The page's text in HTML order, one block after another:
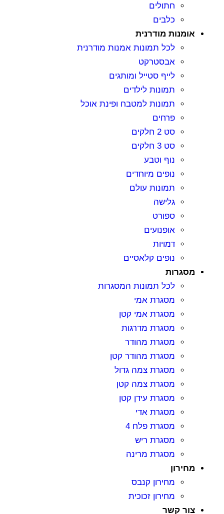
חתולים
כלבים
אומנות מודרנית
לכל תמונות אמנות מודרנית
אבסטרקט
לייף סטייל ומותגים
תמונות לילדים
תמונות למטבח ופינת אוכל
פרחים
סט 2 חלקים
סט 3 חלקים
נוף וטבע
נופים מיוחדים
תמונות עולם
גלישה
ספורט
אופנועים
דמויות
נופים קלאסיים
מסגרות
לכל תמונות המסגרות
מסגרת אמי
מסגרת אמי קטן
מסגרת מדרגות
מסגרת מהודר
מסגרת מהודר קטן
מסגרת צמה גדול
מסגרת צמה קטן
מסגרת עידן קטן
מסגרת אדי
מסגרת פלח 4
מסגרת ריש
מסגרת מרינה
מחירון
מחירון קנבס
מחירון זכוכית
צור קשר